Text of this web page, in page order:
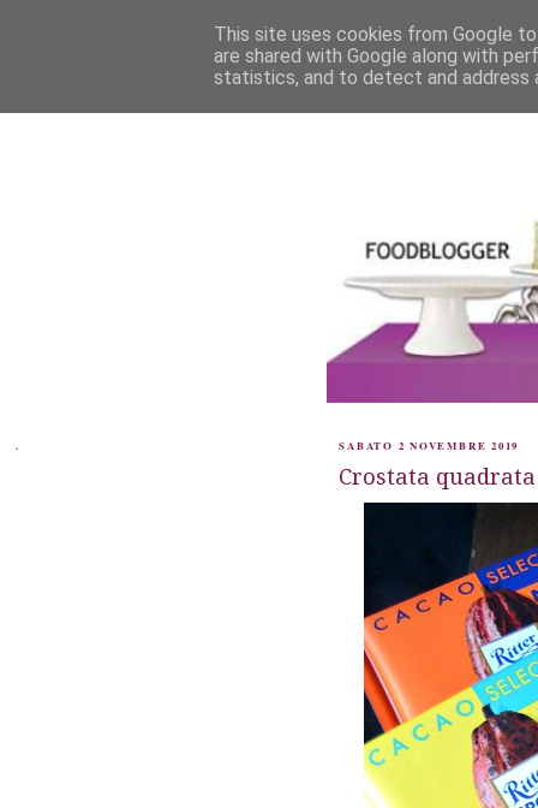
. SABATO 2 NOVEMBRE 2019
Crostata
This site uses cookies from Google
are shared with Google along with
statistics, and to detect and address